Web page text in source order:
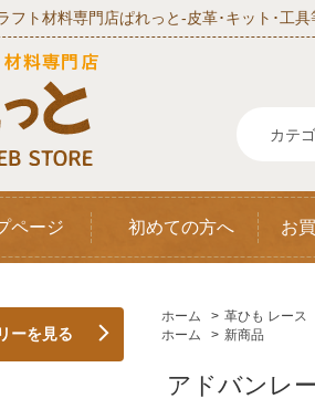
フト材料専門店ぱれっと‐皮革･キット･工
ページ 初めての方へ お
ホーム > 革ひも レース
ホーム
> 新商品
アドバンレ
ーを見る